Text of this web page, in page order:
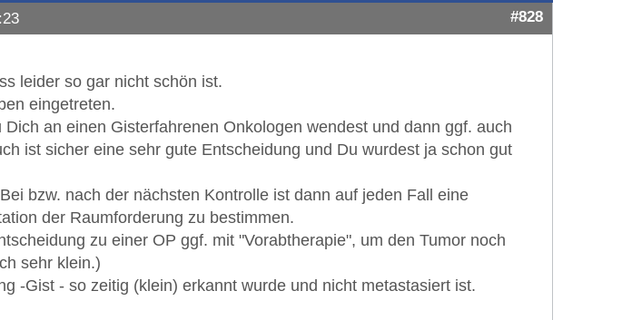
#828
leider so gar nicht schön ist.
eingetreten.
an einen Gisterfahrenen Onkologen wendest und dann ggf. auch
ist sicher eine sehr gute Entscheidung und Du wurdest ja schon gut
bzw. nach der nächsten Kontrolle ist dann auf jeden Fall eine
der Raumforderung zu bestimmen.
zu einer OP ggf. mit "Vorabtherapie", um den Tumor noch
sehr klein.)
-Gist - so zeitig (klein) erkannt wurde und nicht metastasiert ist.